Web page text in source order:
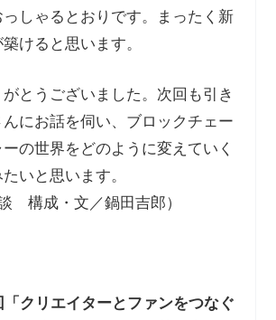
しゃるとおりです。まったく新
けると思います。
とうございました。次回も引き
にお話を伺い、ブロックチェー
の世界をどのように変えていく
いと思います。
構成・文／鍋田吉郎）
「クリエイターとファンをつなぐ